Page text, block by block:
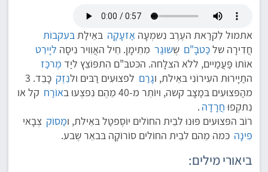
אתמול לִקרַאת העֶרֶב נִשמְעָה אַזעָקָה בּאֵילַתבּעִקבוֹת
חֲדִירָה שלכַּטבָּ"ם שֶשוּגַר מִתֵימָן. חֵיל האֲוִויר נִיסָה ליָירֵט
אוֹתוֹ פַּעֲמַיים, ללֹא הצלָחה. הכּטבּ"ם הִתפּוֹצֵץ ליַד מֶרכַּז
התַיָירוּת העִירוֹנִי בּאֵילת, וגָרַם לפצוּעִים רַבּים ולנֵזֶק
כָּבֵד. 3
מהַפּצוּעִים בּמַצָב קשה, ויוֹתֵר מ-40 מֵהֶם נִפצְעוּ ב
אוֹרַח קל או
נִתקְפוּחֲרָדָה .
רוֹב הפּצוּעים פּוּנוּ לבֵית החוֹלים יוֹסֶפטַל בּאֵילת, ומַסוֹק צְבָאי
פִּינָה כּמה מֵהם לבֵית החוֹלים סוֹרוֹקָה בּבאֵר שֶבע.
ביאורי מילים: